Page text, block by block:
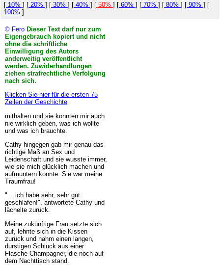
[ 10% ] [ 20% ] [ 30% ] [ 40% ] [ 50% ] [ 60% ] [ 70% ] [ 80% ] [ 90% ] [
100% ]
© Fero Dieser Text darf nur zum
Eigengebrauch kopiert und nicht
ohne die schriftliche
Einwilligung des Autors
anderweitig veröffentlicht
werden. Zuwiderhandlungen
ziehen strafrechtliche Verfolgung
nach sich.
Klicken Sie hier für die ersten 75
Zeilen der Geschichte
mithalten und sie konnten mir auch
nie wirklich geben, was ich wollte
und was ich brauchte.
Cathy hingegen gab mir genau das
richtige Maß an Sex und
Leidenschaft und sie wusste immer,
wie sie mich glücklich machen und
aufmuntern konnte. Sie war meine
Traumfrau!
"... ich habe sehr, sehr gut
geschlafen!", antwortete Cathy und
lächelte zurück.
Meine zukünftige Frau setzte sich
auf, lehnte sich in die Kissen
zurück und nahm einen langen,
durstigen Schluck aus einer
Flasche Champagner, die noch auf
dem Nachttisch stand.